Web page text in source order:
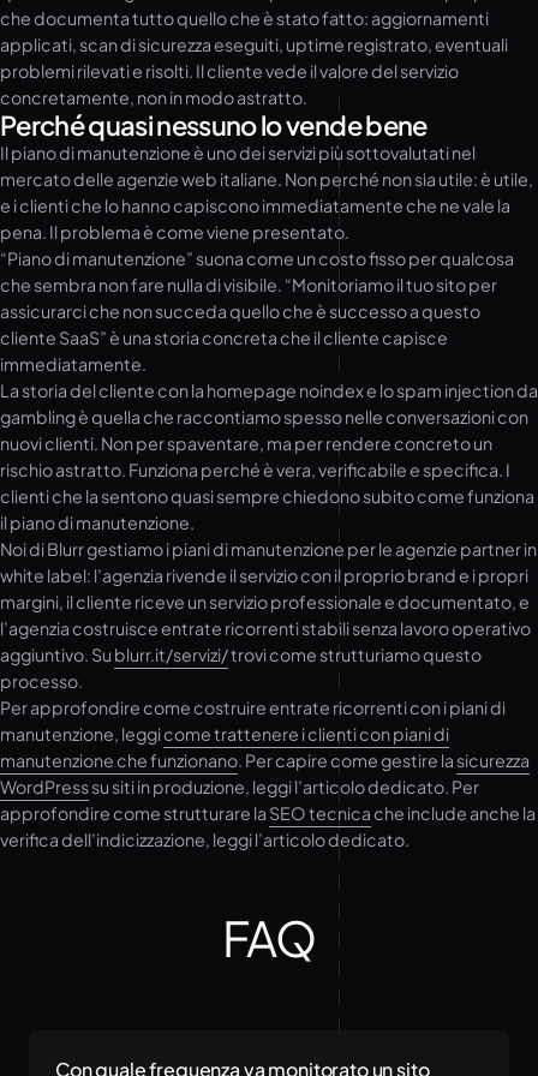
che documenta tutto quello che è stato fatto: aggiornamenti
applicati, scan di sicurezza eseguiti, uptime registrato, eventuali
problemi rilevati e risolti. Il cliente vede il valore del servizio
concretamente, non in modo astratto.
Perché quasi nessuno lo vende bene
Il piano di manutenzione è uno dei servizi più sottovalutati nel
mercato delle agenzie web italiane. Non perché non sia utile: è utile,
e i clienti che lo hanno capiscono immediatamente che ne vale la
pena. Il problema è come viene presentato.
“Piano di manutenzione” suona come un costo fisso per qualcosa
che sembra non fare nulla di visibile. “Monitoriamo il tuo sito per
assicurarci che non succeda quello che è successo a questo
cliente SaaS” è una storia concreta che il cliente capisce
immediatamente.
La storia del cliente con la homepage noindex e lo spam injection da
gambling è quella che raccontiamo spesso nelle conversazioni con
nuovi clienti. Non per spaventare, ma per rendere concreto un
rischio astratto. Funziona perché è vera, verificabile e specifica. I
clienti che la sentono quasi sempre chiedono subito come funziona
il piano di manutenzione.
Noi di Blurr gestiamo i piani di manutenzione per le agenzie partner in
white label: l’agenzia rivende il servizio con il proprio brand e i propri
margini, il cliente riceve un servizio professionale e documentato, e
l’agenzia costruisce entrate ricorrenti stabili senza lavoro operativo
aggiuntivo. Su blurr.it/servizi/trovi come strutturiamo questo
processo.
Per approfondire come costruire entrate ricorrenti con i piani di
manutenzione, leggicome trattenere i clienti con piani di
manutenzione che funzionano. Per capire come gestire lasicurezza
WordPresssu siti in produzione, leggi l’articolo dedicato. Per
approfondire come strutturare la SEO tecnicache include anche la
verifica dell’indicizzazione, leggi l’articolo dedicato.
FAQ
Con quale frequenza va monitorato un sito